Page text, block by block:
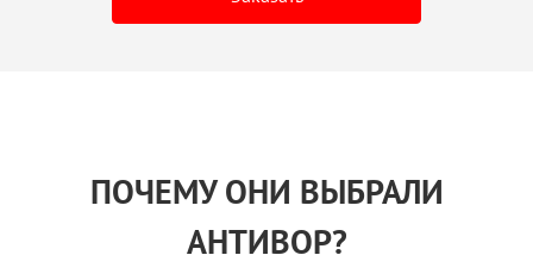
ПОЧЕМУ ОНИ ВЫБРАЛИ
АНТИВОР?